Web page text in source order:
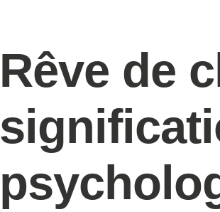
Rêve de